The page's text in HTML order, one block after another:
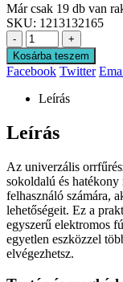
Már csak 19 db van
SKU: 1213132165
-
+
Kosárba teszem
Facebook Twitter
Leírás
Leírás
Az univerzális
sokoldalú és
felhasználó számára,
lehetőségeit. Ez a
egyszerű elektromos
egyetlen eszközzel
elvégezhetsz.